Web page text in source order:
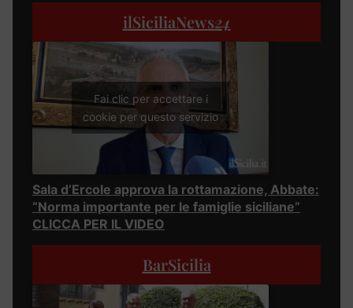
ilSiciliaNews24
Fai clic per accettare i
cookie per questo servizio
Sala d’Ercole approva la rottamazione, Abbate:
“Norma importante per le famiglie siciliane”
CLICCA PER IL VIDEO
BarSicilia